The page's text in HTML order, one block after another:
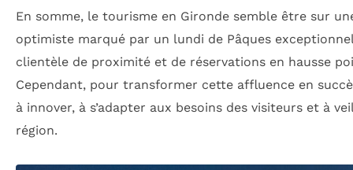
En somme, le tourisme en Gironde semble être sur
optimiste marqué par un lundi de Pâques
clientèle de proximité et de réservations en hausse
Cependant, pour transformer cette affluence en
à innover, à s’adapter aux besoins des visiteurs et à
région.